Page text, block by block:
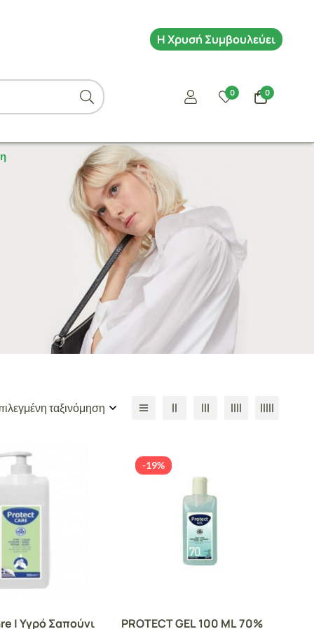
0 0
Η Χρυσή Συμβουλεύει
ταξινόμηση
| Υγρό Σαπούνι
-19%
PROTECT GEL 100 ML 70%